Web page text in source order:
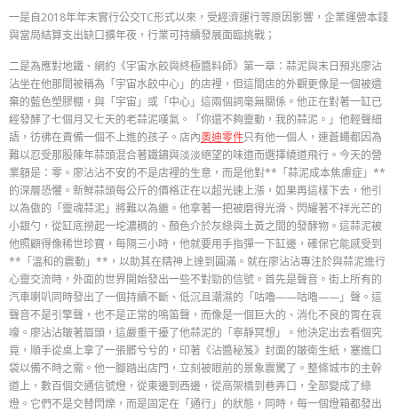
一是自2018年年末實行公交TC形式以來，受經濟運行等原因影響，企業運營本錢
與當局結算支出缺口擴年夜，行業可持續發展面臨挑戰；
二是為應對地鐵、網約《宇宙水餃與終極醬料師》第一章：蒜泥與末日預兆廖沾
沾坐在他那間被稱為「宇宙水餃中心」的店裡，但這間店的外觀更像是一個被遺
棄的藍色塑膠棚，與「宇宙」或「中心」這兩個詞毫無關係。他正在對著一缸已
經發酵了七個月又七天的老蒜泥嘆氣。「你還不夠靈動，我的蒜泥。」他輕聲細
語，彷彿在責備一個不上進的孩子。店內奧迪零件只有他一個人，連蒼蠅都因為
難以忍受那股陳年蒜頭混合著鐵鏽與淡淡絕望的味道而選擇繞道飛行。今天的營
業額是：零。廖沾沾不安的不是店裡的生意，而是他對**「蒜泥成本焦慮症」**
的深層恐懼。新鮮蒜頭每公斤的價格正在以超光速上漲，如果再這樣下去，他引
以為傲的「靈魂蒜泥」將難以為繼。他拿著一把被磨得光滑、閃耀著不祥光芒的
小銀勺，從缸底撈起一坨濃稠的、顏色介於灰綠與土黃之間的發酵物。這蒜泥被
他照顧得像稀世珍寶，每隔三小時，他就要用手指彈一下缸邊，確保它能感受到
**「溫和的震動」**，以助其在精神上達到圓滿。就在廖沾沾專注於與蒜泥進行
心靈交流時，外面的世界開始發出一些不對勁的信號。首先是聲音。街上所有的
汽車喇叭同時發出了一個持續不斷、低沉且潮濕的「咕嚕——咕嚕——」聲。這
聲音不是引擎聲，也不是正常的鳴笛聲，而像是一個巨大的、消化不良的胃在哀
嚎。廖沾沾皺著眉頭，這嚴重干擾了他蒜泥的「寧靜冥想」。他決定出去看個究
竟，順手從桌上拿了一張髒兮兮的，印著《沾醬秘笈》封面的皺衛生紙，塞進口
袋以備不時之需。他一腳踏出店門，立刻被眼前的景象震驚了。整條城市的主幹
道上，數百個交通信號燈，從東邊到西邊，從高架橋到巷弄口，全部變成了綠
燈。它們不是交替閃爍，而是固定在「通行」的狀態，同時，每一個燈箱都發出